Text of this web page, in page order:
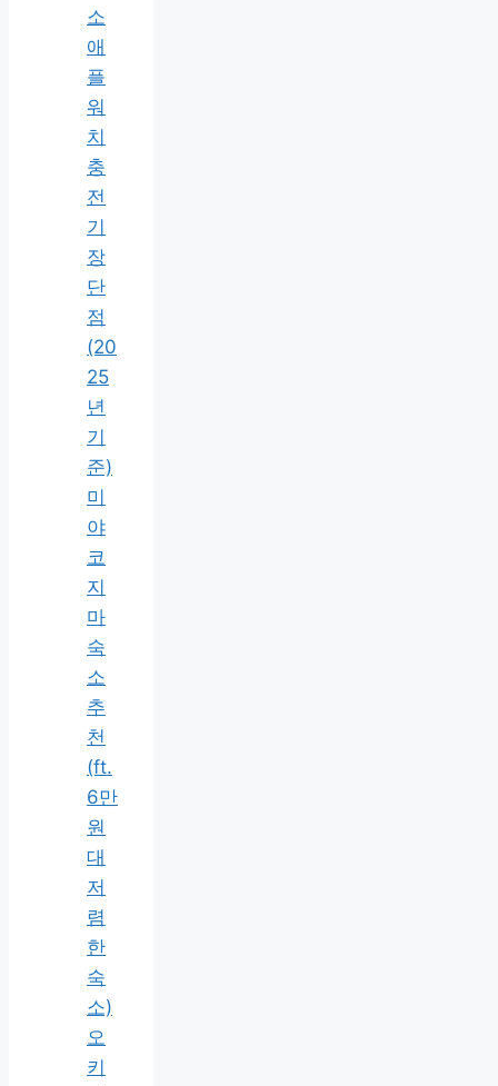
소
애
플
워
치
충
전
기
장
단
점
(20
25
년
기
준)
미
야
코
지
마
숙
소
추
천
(ft.
6만
원
대
저
렴
한
숙
소)
오
키